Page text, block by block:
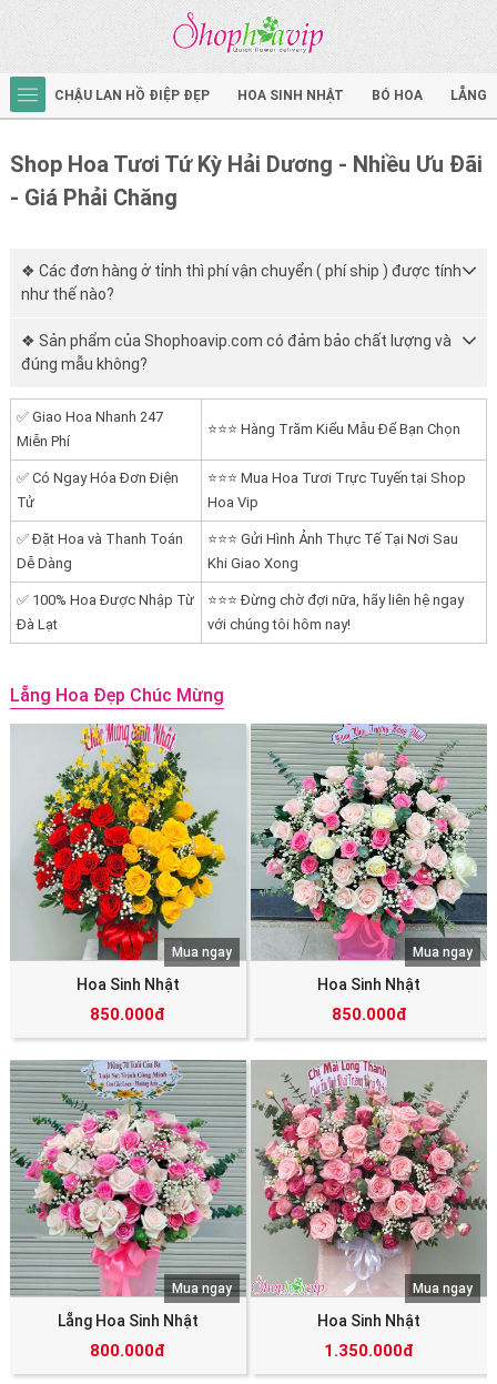
CHẬU LAN HỒ ĐIỆP ĐẸP HOA SINH NHẬT BÓ HOA LẴNG
Shop Hoa Tươi Tứ Kỳ Hải Dương - Nhiều Ưu Đãi
- Giá Phải Chăng
❖ Các đơn hàng ở tỉnh thì phí vận chuyển ( phí ship ) được tính
như thế nào?
❖ Sản phẩm của Shophoavip.com có đảm bảo chất lượng và
đúng mẫu không?
✅ Giao Hoa Nhanh 247
Miễn Phí
⭐⭐⭐ Hàng Trăm Kiểu Mẫu Để Bạn Chọn
✅ Có Ngay Hóa Đơn Điện
Tử
⭐⭐⭐ Mua Hoa Tươi Trực Tuyến tại Shop
Hoa Vip
✅ Đặt Hoa và Thanh Toán
Dễ Dàng
⭐⭐⭐ Gửi Hình Ảnh Thực Tế Tại Nơi Sau
Khi Giao Xong
✅ 100% Hoa Được Nhập Từ
Đà Lạt
⭐⭐⭐ Đừng chờ đợi nữa, hãy liên hệ ngay
với chúng tôi hôm nay!
Lẵng Hoa Đẹp Chúc Mừng
Hoa Sinh Nhật
850.000đ
Mua ngay
Hoa Sinh Nhật
850.000đ
Mua ngay
Lẵng Hoa Sinh Nhật
800.000đ
Mua ngay
Hoa Sinh Nhật
1.350.000đ
Mua ngay